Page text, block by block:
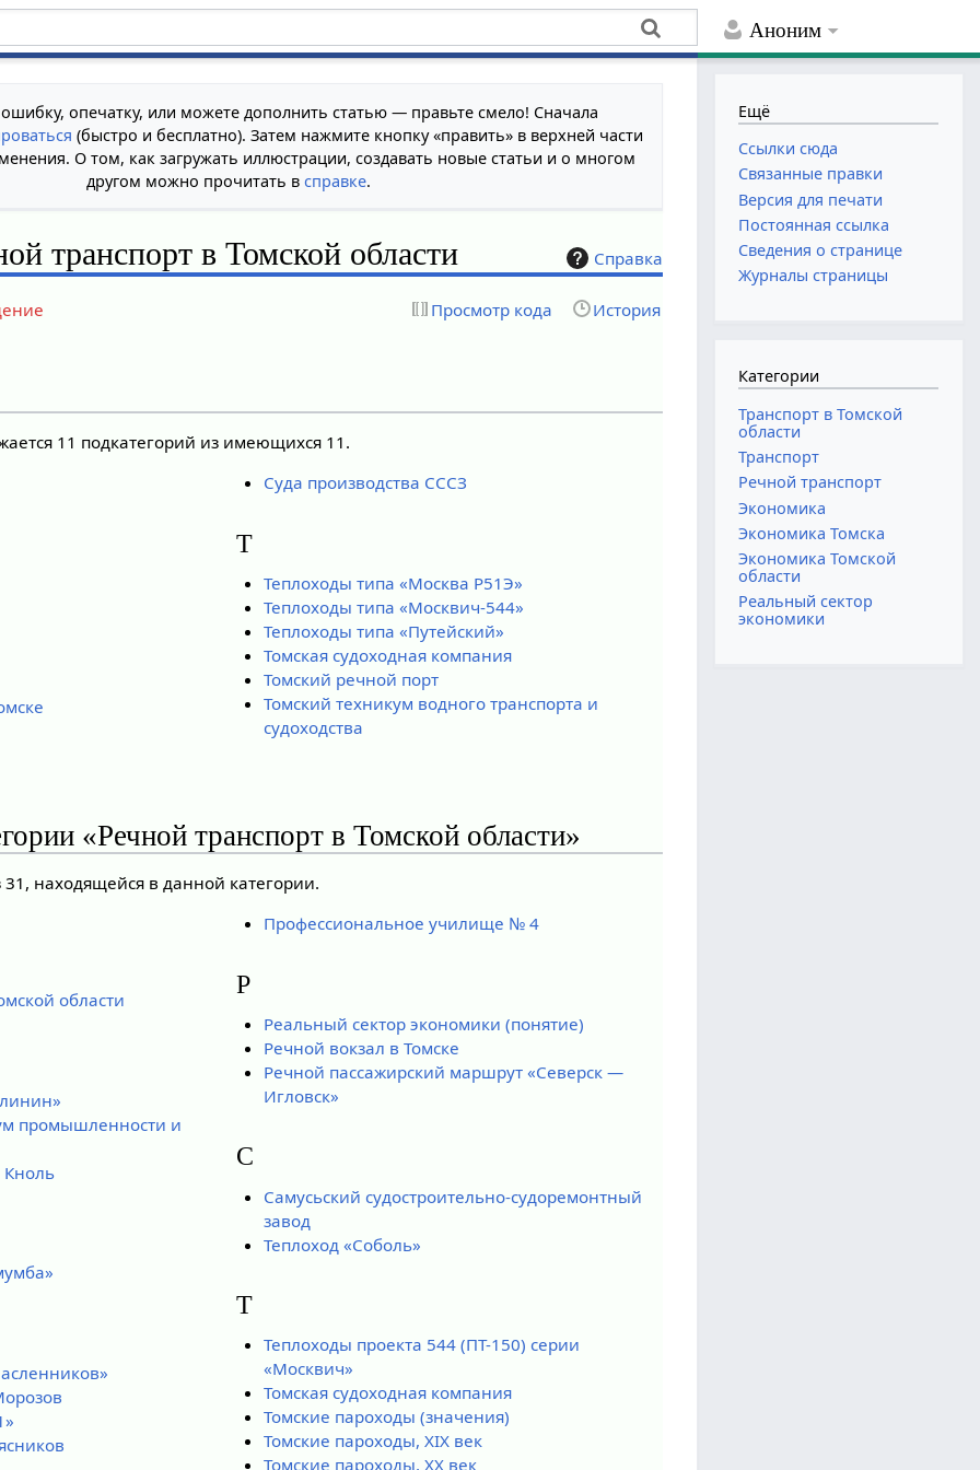
Аноним
опечатку, или можете дополнить статью — правьте смело! Сначала
(быстро и бесплатно). Затем нажмите кнопку «править» в верхней части
О том, как загружать иллюстрации, создавать новые статьи и о многом
другом можно прочитать в справке.
Справка
транспорт в Томской области
Просмотр кода История
11 подкатегорий из имеющихся 11.
Суда производства СССЗ
Т
Теплоходы типа «Москва Р51Э»
Теплоходы типа «Москвич-544»
Теплоходы типа «Путейский»
Томская судоходная компания
Томский речной порт
Томский техникум водного транспорта и
судоходства
«Речной транспорт в Томской области»
находящейся в данной категории.
области
промышленности и
Профессиональное училище № 4
Р
Реальный сектор экономики (понятие)
Речной вокзал в Томске
Речной пассажирский маршрут «Северск —
Игловск»
С
Самусьский судостроительно-судоремонтный
завод
Теплоход «Соболь»
Т
Теплоходы проекта 544 (ПТ-150) серии
«Москвич»
Томская судоходная компания
Томские пароходы (значения)
Томские пароходы, XIX век
Томские пароходы, XX век
Ещё
Ссылки сюда
Связанные правки
Версия для печати
Постоянная ссылка
Сведения о странице
Журналы страницы
Категории
Транспорт в Томской
области
Транспорт
Речной транспорт
Экономика
Экономика Томска
Экономика Томской
области
Реальный сектор
экономики